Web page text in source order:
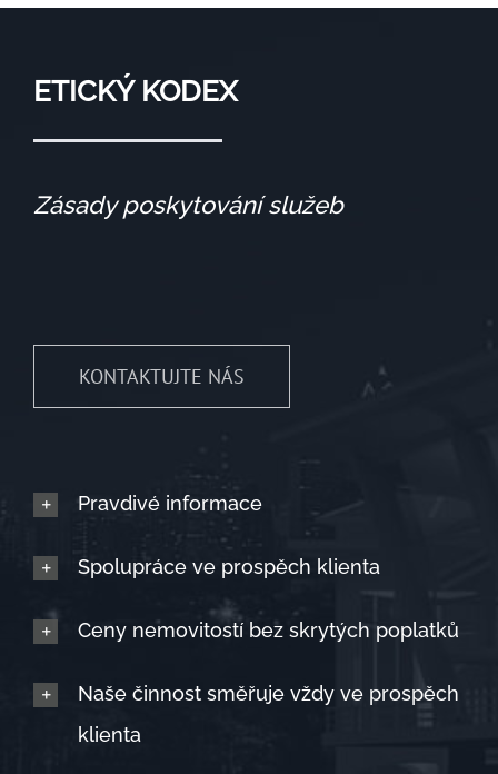
ETICKÝ KODEX
Zásady poskytování služeb
KONTAKTUJTE NÁS
Pravdivé informace
Spolupráce ve prospěch klienta
Ceny nemovitostí bez skrytých poplatků
Naše činnost směřuje vždy ve prospěch
klienta